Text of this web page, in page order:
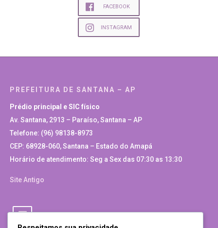
FACEBOOK
INSTAGRAM
PREFEITURA DE SANTANA – AP
Prédio principal e SIC físico
Av. Santana, 2913 – Paraíso, Santana – AP
Telefone: (96) 98138-8973
CEP: 68928-060, Santana – Estado do Amapá
Horário de atendimento: Seg a Sex das 07:30 as 13:30
Site Antigo